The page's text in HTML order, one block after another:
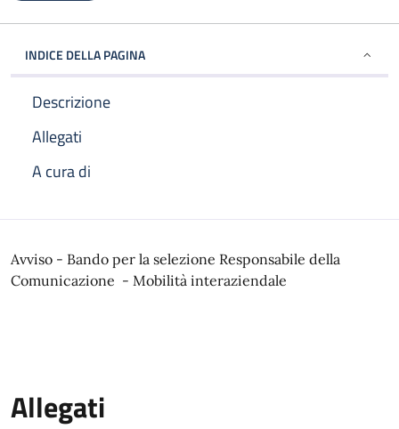
INDICE DELLA PAGINA
Descrizione
Allegati
A cura di
Descrizione
Avviso - Bando per la selezione Responsabile della
Comunicazione - Mobilità interaziendale
Allegati